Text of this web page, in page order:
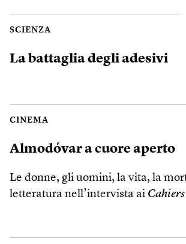
SCIENZA
La battaglia degli adesivi
CINEMA
Almodóvar a cuore aperto
Le donne, gli uomini, la vita, la
letteratura nell’intervista ai